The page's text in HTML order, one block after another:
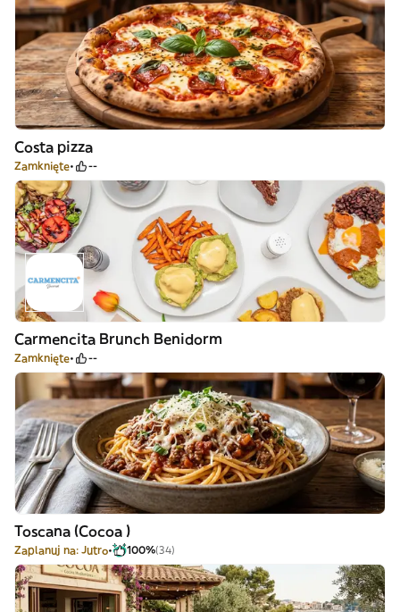
Costa pizza
Zamknięte --
Carmencita Brunch Benidorm
Zamknięte --
Toscana (Cocoa )
Zaplanuj na: Jutro 100%(34)